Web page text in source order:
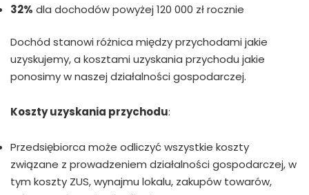
32% dla dochodów powyżej 120 000 zł rocznie
Dochód stanowi różnica między przychodami jakie
uzyskujemy, a kosztami uzyskania przychodu jakie
ponosimy w naszej działalności gospodarczej.
Koszty uzyskania przychodu:
Przedsiębiorca może odliczyć wszystkie koszty
związane z prowadzeniem działalności gospodarczej, w
tym koszty ZUS, wynajmu lokalu, zakupów towarów,